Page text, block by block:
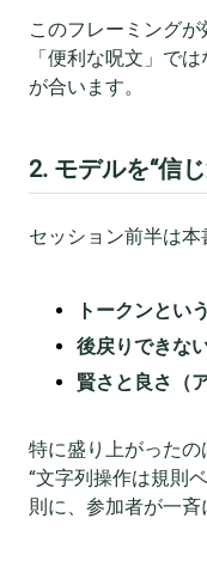
このフレーミング
「便利な呪文」で
が合います。
2. モデルを“信
セッション前半は本
トークンとい
後戻りできな
賢さと良さ（
特に盛り上がったの
“文字列操作は規則
則に、参加者が一斉